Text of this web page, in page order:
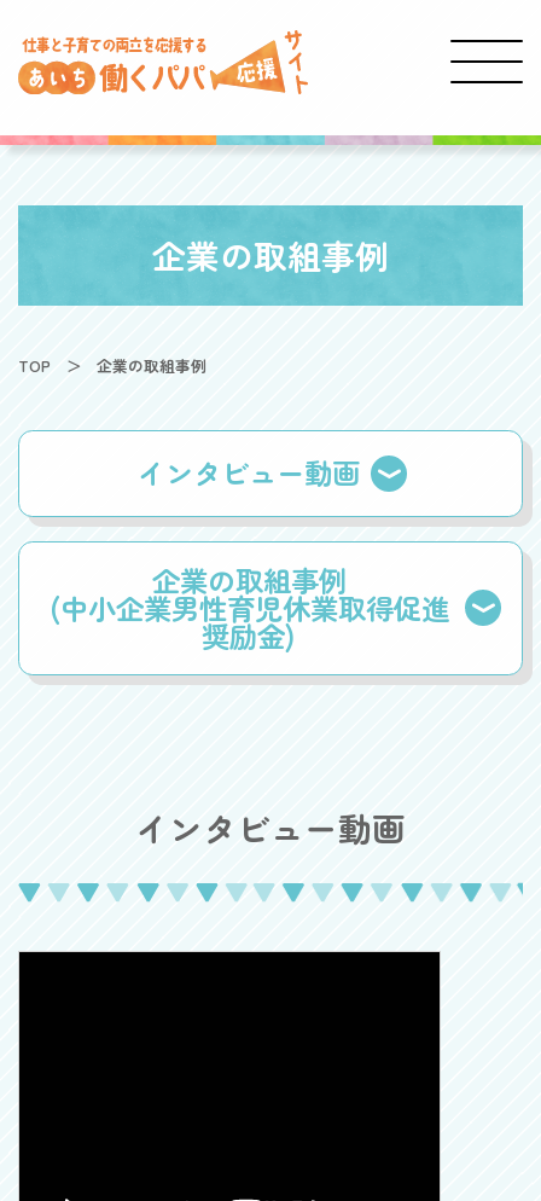
企業の取組事例
TOP 企業の取組事例
インタビュー動画
企業の取組事例
(中小企業男性育児休業取得促進
奨励金)
インタビュー動画